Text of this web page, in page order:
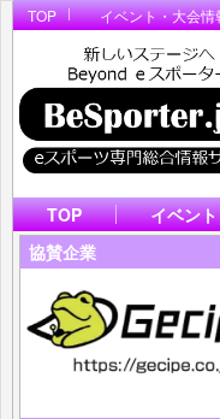
TOP イベント・大会情
TOP イベン
協賛企業